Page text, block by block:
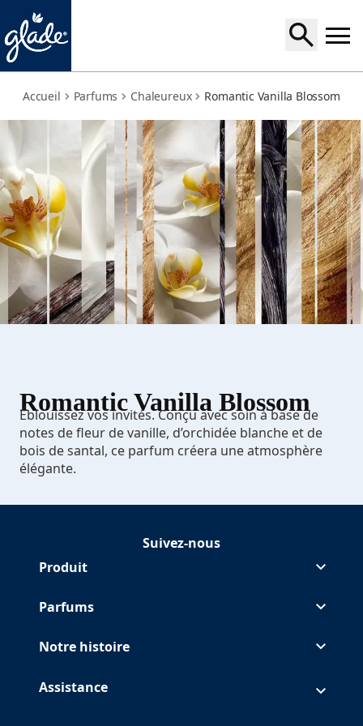
Accueil Parfums Chaleureux Romantic Vanilla Blossom
Romantic Vanilla Blossom
Éblouissez vos invités. Conçu avec soin à base de
notes de fleur de vanille, d’orchidée blanche et de
bois de santal, ce parfum créera une atmosphère
élégante.
Suivez-nous
Suivre Glade sur Facebook
(Opens in a new tab)
Suivre Glade sur
(Opens in a new tab)
Suivre Glade sur
(Opens in a new tab)
Suivre Glade sur
(Opens in a new tab)
Produit
Parfums
Notre histoire
Assistance